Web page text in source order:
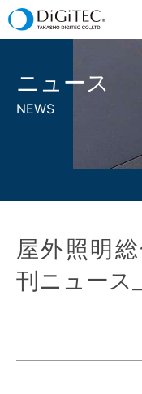
ニュース
NEWS
屋外照明
刊ニュース